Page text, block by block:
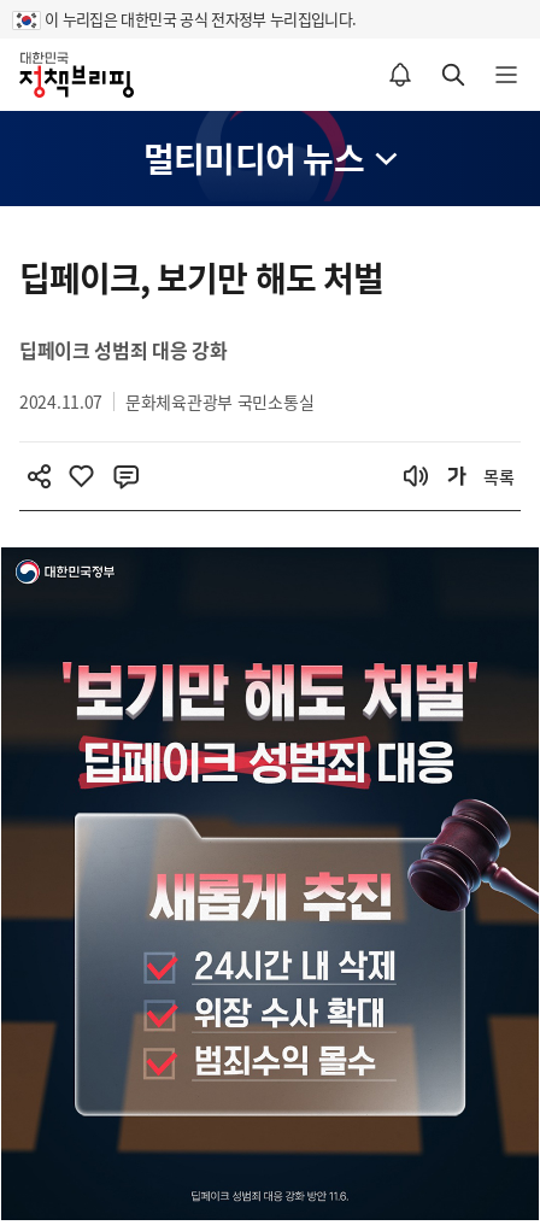
이 누리집은 대한민국 공식 전자정부 누리집입니다.
홈
알림설정 바로가기 검색 바로가기 메뉴 열기
멀티미디어 뉴스
텐
영
역
딥페이크, 보기만 해도 처벌
딥페이크 성범죄 대응 강화
2024.11.07 문화체육관광부 국민소통실
목록